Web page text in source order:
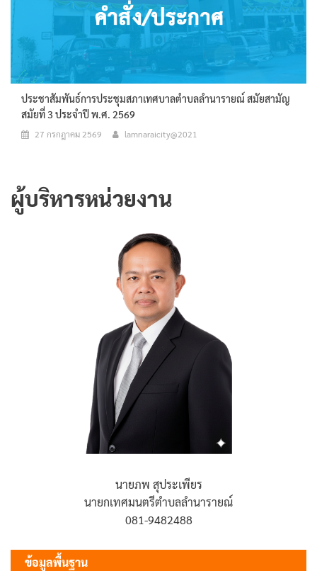
ประชาสัมพันธ์การประชุมสภาเทศบาลตำบลลำนารายณ์ สมัยสามัญ
สมัยที่ 3 ประจำปี พ.ศ. 2569
27 กรกฎาคม 2569 lamnaraicity@2021
ผู้บริหารหน่วยงาน
นายภพ สุประเพียร
นายกเทศมนตรีตำบลลำนารายณ์
081-9482488
ข้อมูลพื้นฐาน